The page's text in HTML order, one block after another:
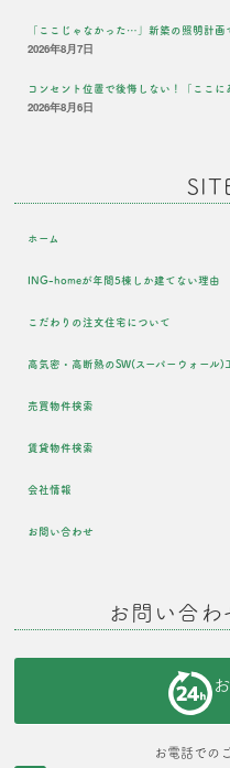
「ここじゃなかった…」新築の照明計
2026年8月7日
コンセント位置で後悔しない！「ここ
2026年8月6日
ホーム
ING-homeが年間5棟しか建てない理由
こだわりの注文住宅について
高気密・高断熱のSW(スーパーウォール)
売買物件検索
賃貸物件検索
会社情報
お問い合わせ
お問い合わ
お電話での